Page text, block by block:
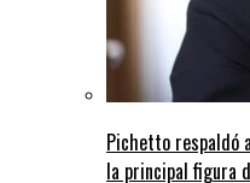
Pichetto respaldó
la principal figura